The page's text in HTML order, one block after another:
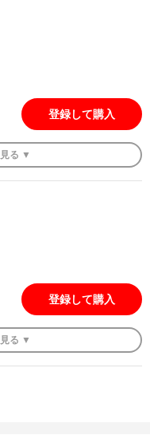
登録して購入
見る ▼
登録して購入
見る ▼